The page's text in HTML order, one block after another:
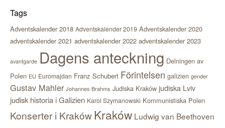
Tags
Adventskalender 2018 Adventskalender 2019 Adventskalender 2020
adventskalender 2021 adventskalender 2022 adventskalender 2023
avantgarde Dagens anteckning Delningen av
Polen EU Euromajdan Franz Schubert Förintelsen galizien gender
Gustav Mahler Johannes Brahms Judiska Kraków judiska Lviv
judisk historia i Galizien Karol Szymanowski Kommunistiska Polen
Konserter i KrakówKraków Ludwig van Beethoven